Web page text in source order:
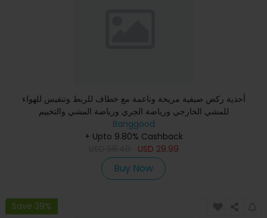
أحذية ركض صيفية مريحة وناعمة مع خطاف للربط وتنفيس للهواء
للمشي الخارجي ورياضة الجري ورياضة المشي والتخييم
Banggood
+ Upto 9.80% Cashback
USD 29.99
Buy Now
Save 39%